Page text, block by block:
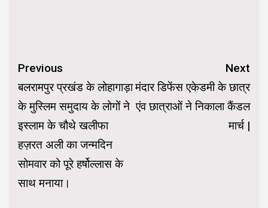
Continue
Reading
Previous
बलरामपुर प्रखंड के लोहागाड़ा
के मुस्लिम समुदाय के लोगों ने
इस्लाम के चौथे खलीफा
हज़रत अली का जन्मदिन
सोमवार को पूरे हर्षोल्लास के
साथ मनाया।
Next
मंदार डिफेंस एकेडमी के छात्र
एंव छात्राओं ने निकाला कैंडल
मार्च |